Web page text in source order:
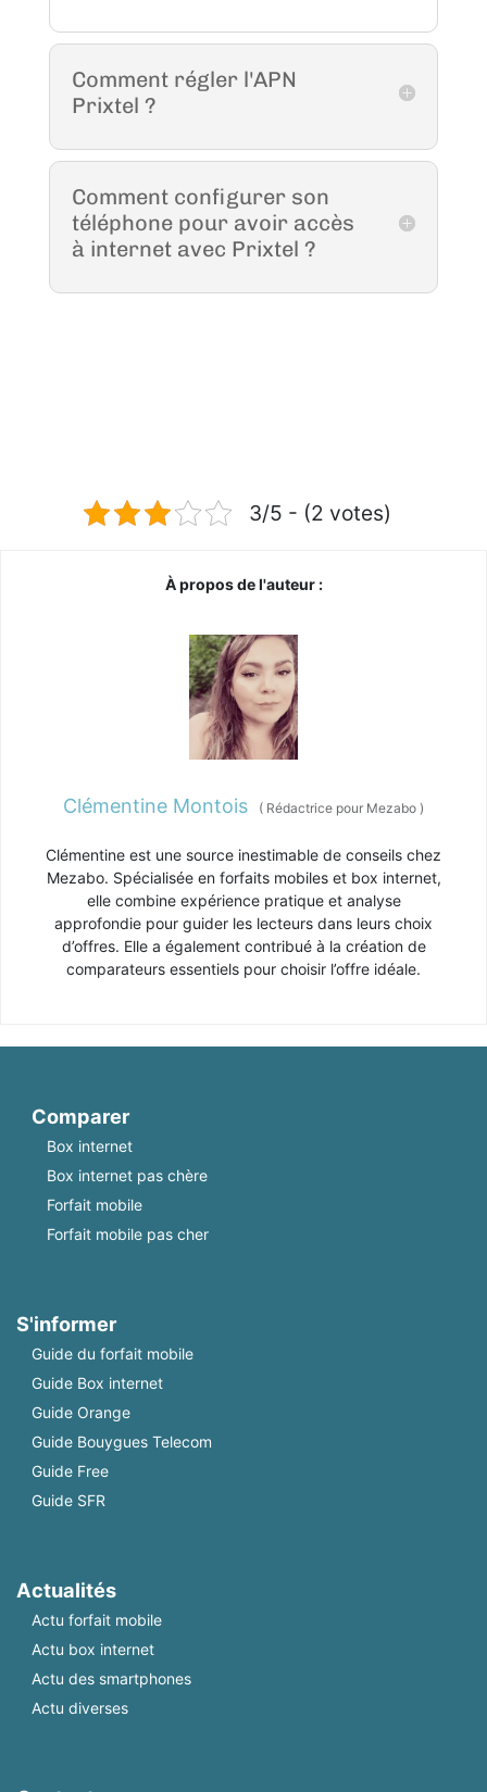
Comment régler l'APN
Prixtel ?
Comment configurer son
téléphone pour avoir accès
à internet avec Prixtel ?
3/5 - (2 votes)
À propos de l'auteur :
Clémentine Montois ( Rédactrice pour Mezabo )
Clémentine est une source inestimable de conseils chez
Mezabo. Spécialisée en forfaits mobiles et box internet,
elle combine expérience pratique et analyse
approfondie pour guider les lecteurs dans leurs choix
d’offres. Elle a également contribué à la création de
comparateurs essentiels pour choisir l’offre idéale.
Comparer
Box internet
Box internet pas chère
Forfait mobile
Forfait mobile pas cher
S'informer
Guide du forfait mobile
Guide Box internet
Guide Orange
Guide Bouygues Telecom
Guide Free
Guide SFR
Actualités
Actu forfait mobile
Actu box internet
Actu des smartphones
Actu diverses